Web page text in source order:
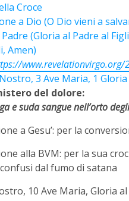
Croce
a Dio (O Dio vieni a
(Gloria al Padre al
Amen)
3 Ave Maria, 1
del dolore:
e suda sangue nell’orto
a Gesu’: per la
alla BVM: per la sua
dal fumo di satana
10 Ave Maria, Gloria al